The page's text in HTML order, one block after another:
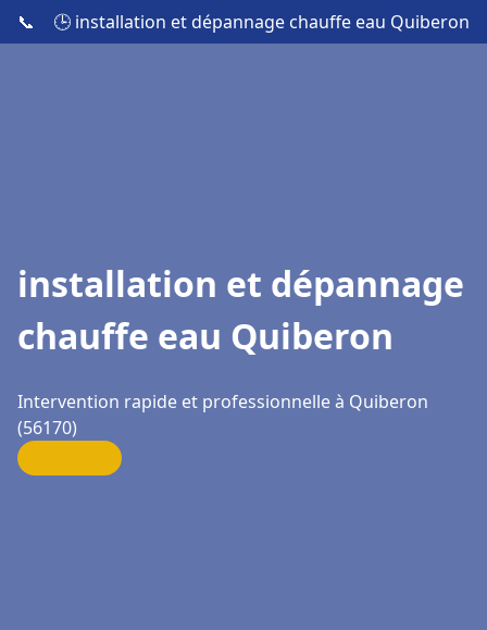
📞 🕒 installation et dépannage chauffe eau Quiberon
installation et dépannage
chauffe eau Quiberon
Intervention rapide et professionnelle à Quiberon
(56170)